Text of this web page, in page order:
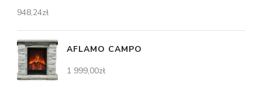
948,24zł
AFLAMO CAMPO
1 999,00zł